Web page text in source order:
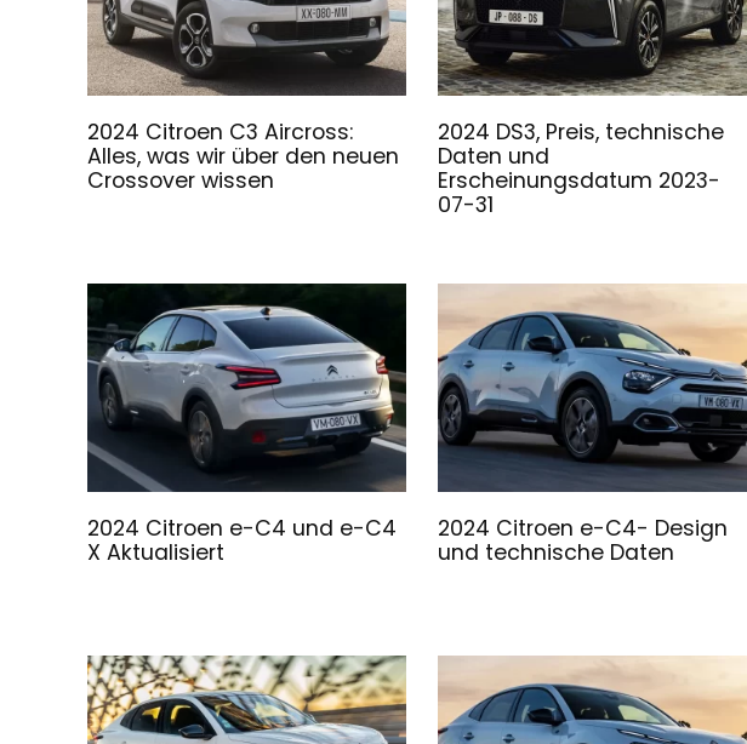
2024 Citroen C3 Aircross:
Alles, was wir über den neuen
Crossover wissen
2024 DS3, Preis, technische
Daten und
Erscheinungsdatum 2023-
07-31
2024 Citroen e-C4 und e-C4
X Aktualisiert
2024 Citroen e-C4- Design
und technische Daten